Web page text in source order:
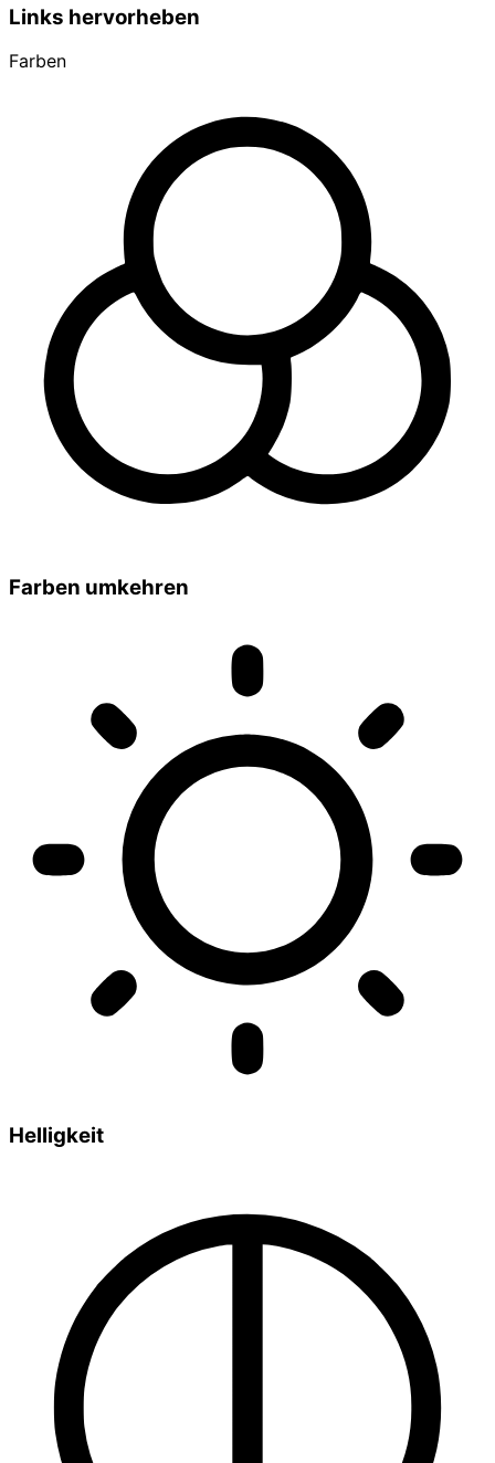
Links hervorheben
Farben
Farben umkehren
Helligkeit